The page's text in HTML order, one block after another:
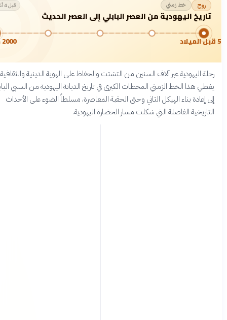
خط زمني
اليهودية من العصر البابلي إلى العصر الحديث
اليهودية عبر آلاف السنين من التشتت والحفاظ على الهوية الدينية والثقافية.
هذا الخط الزمني المحطات الكبرى في تاريخ الديانة اليهودية من السبي البابلي
بناء الهيكل الثاني وحتى الحقبة المعاصرة، مسلطاً الضوء على الأحداث
الفاصلة التي شكلت مسار الحضارة اليهودية.